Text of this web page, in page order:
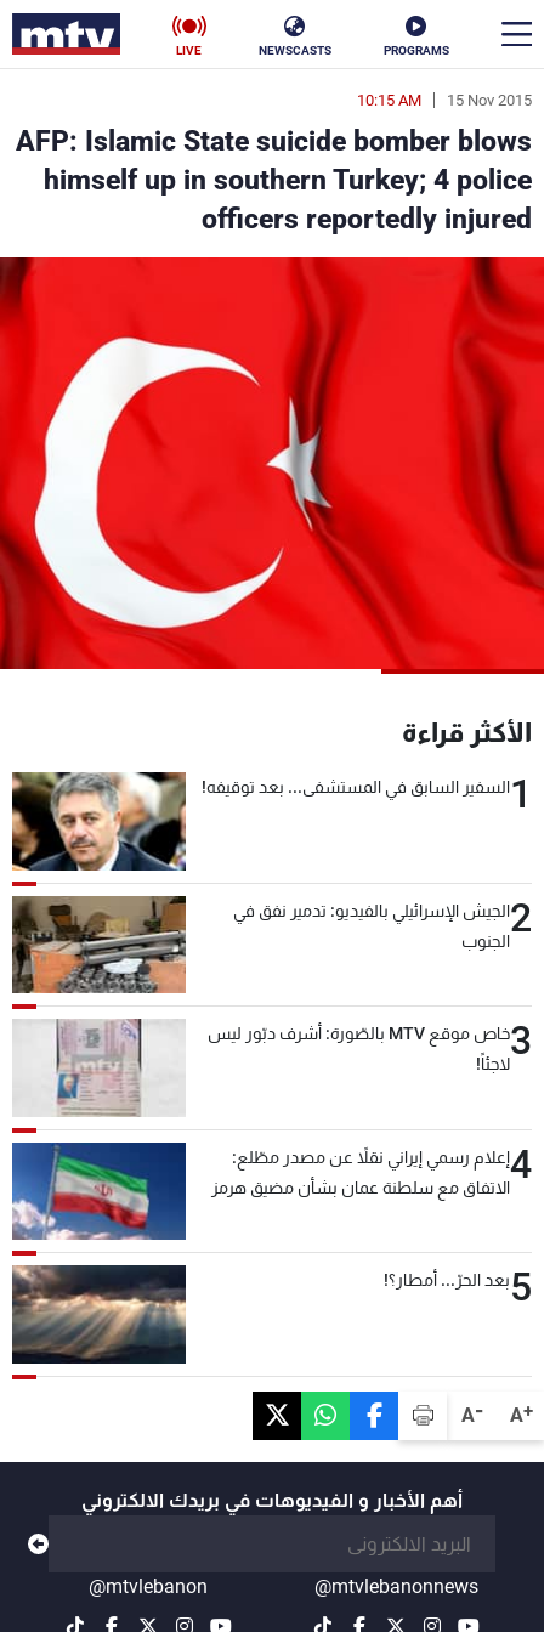
PROGRAMS
NEWSCASTS
LIVE
A+
A-
15 Nov 2015
10:15 AM
AFP: Islamic State suicide bomber blows
himself up in southern Turkey; 4 police
officers reportedly injured
الأكثر قراءة
1السفير السابق في المستشفى... بعد توقيفه!
2الجيش الإسرائيلي بالفيديو: تدمير نفق في
الجنوب
3
خاص موقع MTV بالصّورة: أشرف دبّور ليس
لاجئاً!
4إعلام رسمي إيراني نقلاً عن مصدر مطّلع:
الاتفاق مع سلطنة عمان بشأن مضيق هرمز
5بعد الحرّ... أمطار؟!
أهم الأخبار و الفيديوهات في بريدك الالكتروني
@mtvlebanonnews
@mtvlebanon
en
الأخبار
سياسة ناس
إقتصاد
منوعات
كأس العالم
البرامج
جدول البرامج
شاهد البرامج
لاعلاناتكم